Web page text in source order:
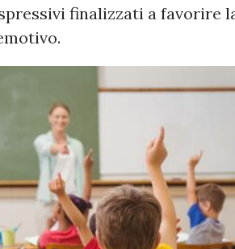
finalizzati a favorire